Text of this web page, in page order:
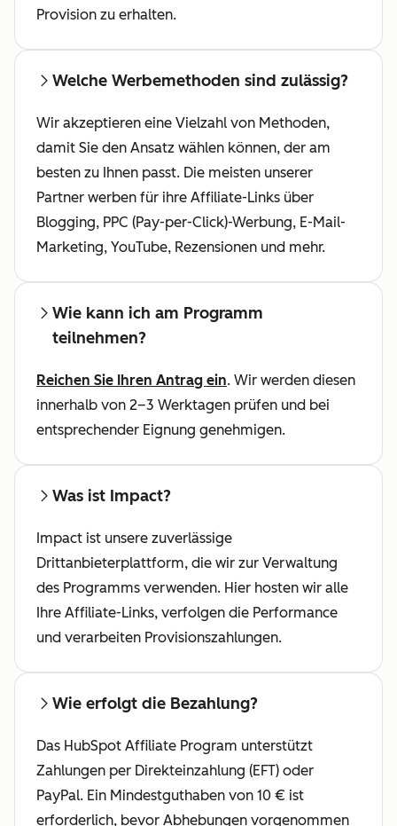
Provision zu erhalten.
Welche Werbemethoden sind zulässig?
Wir akzeptieren eine Vielzahl von Methoden,
damit Sie den Ansatz wählen können, der am
besten zu Ihnen passt. Die meisten unserer
Partner werben für ihre Affiliate-Links über
Blogging, PPC (Pay-per-Click)-Werbung, E-Mail-
Marketing, YouTube, Rezensionen und mehr.
Wie kann ich am Programm
teilnehmen?
Reichen Sie Ihren Antrag ein. Wir werden diesen
innerhalb von 2–3 Werktagen prüfen und bei
entsprechender Eignung genehmigen.
Was ist Impact?
Impact ist unsere zuverlässige
Drittanbieterplattform, die wir zur Verwaltung
des Programms verwenden. Hier hosten wir alle
Ihre Affiliate-Links, verfolgen die Performance
und verarbeiten Provisionszahlungen.
Wie erfolgt die Bezahlung?
Das HubSpot Affiliate Program unterstützt
Zahlungen per Direkteinzahlung (EFT) oder
PayPal. Ein Mindestguthaben von 10 € ist
erforderlich, bevor Abhebungen vorgenommen